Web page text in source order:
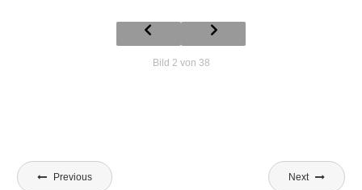
Bild 2 von 38
Beitragsnavigation
Previous Next